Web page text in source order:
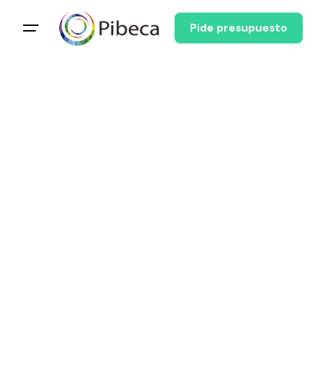
Pide presupuesto